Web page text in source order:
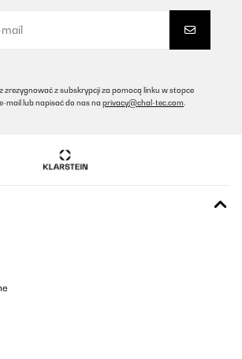
Gerät, ideal geeignet für Partyfässer mit
ohne Wasserbad, wie fast alle kleinen
eine Stunde auf 9 Grad runter und kühlt innerhalb
wieder auf die eingestellte Temperatur. Dadurch
höhere Preis macht sich also bezahlt. Leider
3 Patronen für ein Faß. Eine Mail an
Obwohl nach dieser Zeit ja kein
Klarstein !
zrezygnować z subskrypcji za pomocą linku w stopce
mail lub napisać do nas na privacy@chal-tec.com